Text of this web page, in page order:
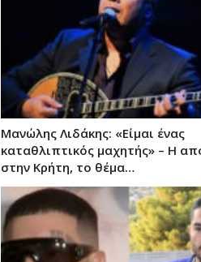
Μανώλης Λιδάκης: «Είμαι ένας
καταθλιπτικός μαχητής» – Η
στην Κρήτη, το θέμα…